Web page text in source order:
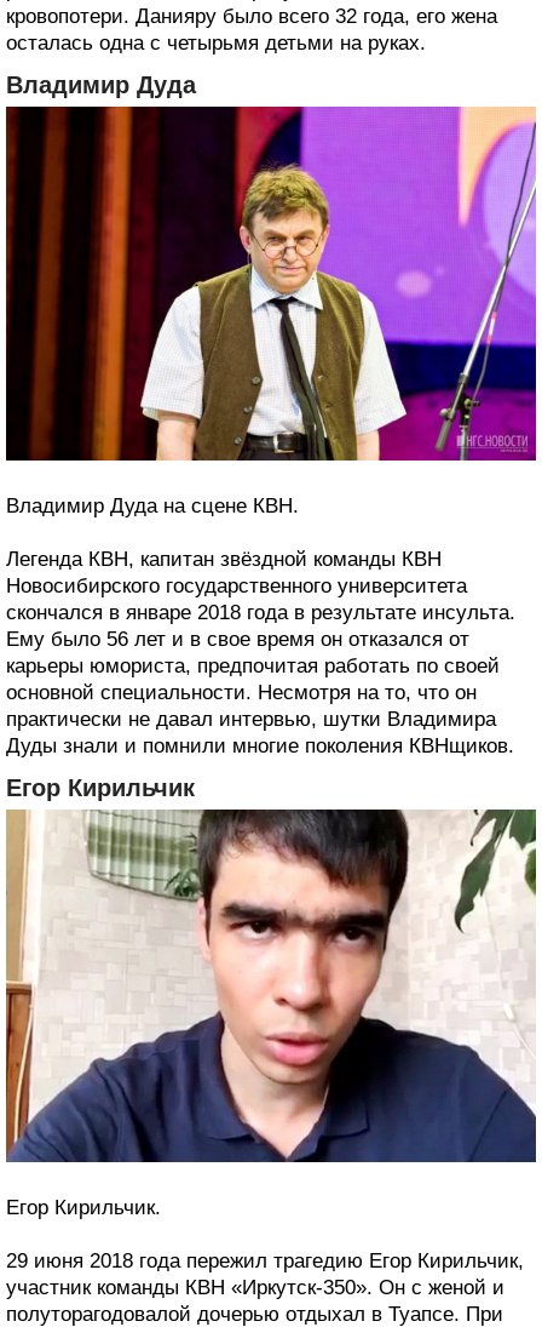
кровопотери. Данияру было всего 32 года, его жена
осталась одна с четырьмя детьми на руках.
Владимир Дуда
Владимир Дуда на сцене КВН.
Легенда КВН, капитан звёздной команды КВН
Новосибирского государственного университета
скончался в январе 2018 года в результате инсульта.
Ему было 56 лет и в свое время он отказался от
карьеры юмориста, предпочитая работать по своей
основной специальности. Несмотря на то, что он
практически не давал интервью, шутки Владимира
Дуды знали и помнили многие поколения КВНщиков.
Егор Кирильчик
Егор Кирильчик.
29 июня 2018 года пережил трагедию Егор Кирильчик,
участник команды КВН «Иркутск-350». Он с женой и
полуторагодовалой дочерью отдыхал в Туапсе. При